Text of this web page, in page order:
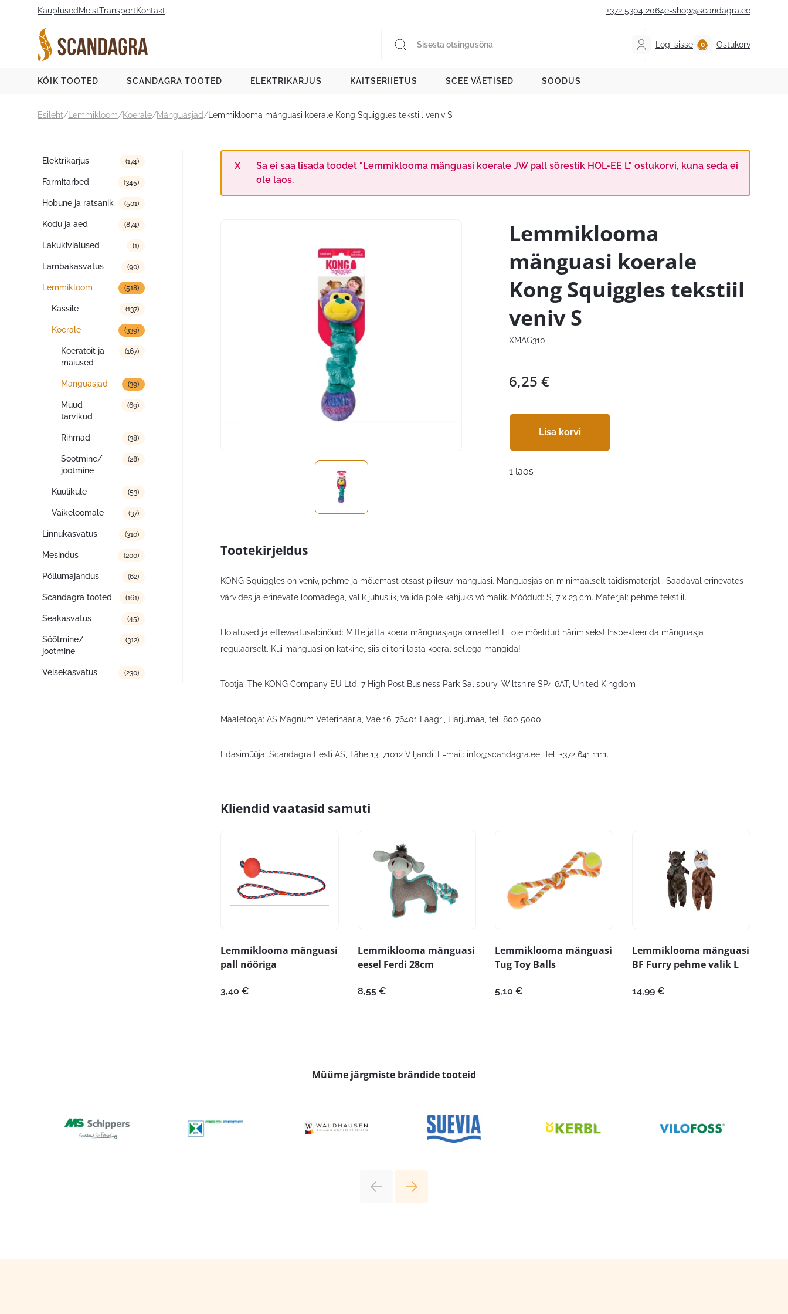
Kauplused MeistTransportKontakt +372 5304 2064e-shop@scandagra.ee
Logi sisse Ostukorv
KÕIK TOOTED SCANDAGRA TOOTED ELEKTRIKARJUS KAITSERIIETUS SCEE VÄETISED SOODUS
Esileht/ Lemmikloom/Koerale/Mänguasjad/ Lemmiklooma mänguasi koerale Kong Squiggles tekstiil veniv S
Tootekategooriad
Elektrikarjus (174)
Farmitarbed (345)
Hobune ja ratsanik (501)
Kodu ja aed (874)
Lakukivialused (1)
Lambakasvatus (90)
Lemmikloom (518)
Kassile (137)
Koerale (339)
Koeratoit ja
maiused
(167)
Mänguasjad (39)
Muud
tarvikud
(69)
Rihmad (38)
Söötmine/
jootmine
(28)
Küülikule (53)
Väikeloomale (37)
Linnukasvatus (310)
Mesindus (200)
Põllumajandus (62)
Scandagra tooted (161)
Seakasvatus (45)
Söötmine/
jootmine
(312)
Veisekasvatus (230)
Sa ei saa lisada toodet "Lemmiklooma mänguasi koerale JW pall sõrestik HOL-EE L" ostukorvi, kuna seda ei
ole laos.
Lemmiklooma
mänguasi koerale
Kong Squiggles tekstiil
veniv S
XMAG310
6,25 €
Lisa korvi
1 laos
Tootekirjeldus
KONG Squiggles on veniv, pehme ja mõlemast otsast piiksuv mänguasi. Mänguasjas on minimaalselt täidismaterjali. Saadaval erinevates
värvides ja erinevate loomadega, valik juhuslik, valida pole kahjuks võimalik. Mõõdud: S, 7 x 23 cm. Materjal: pehme tekstiil.
Hoiatused ja ettevaatusabinõud: Mitte jätta koera mänguasjaga omaette! Ei ole mõeldud närimiseks! Inspekteerida mänguasja
regulaarselt. Kui mänguasi on katkine, siis ei tohi lasta koeral sellega mängida!
Tootja: The KONG Company EU Ltd. 7 High Post Business Park Salisbury, Wiltshire SP4 6AT, United Kingdom
Maaletooja: AS Magnum Veterinaaria, Vae 16, 76401 Laagri, Harjumaa, tel. 800 5000.
Edasimüüja: Scandagra Eesti AS, Tähe 13, 71012 Viljandi. E-mail: info@scandagra.ee , Tel. +372 641 1111.
Kliendid vaatasid samuti
Lemmiklooma mänguasi
pall nööriga
3,40 €
Lemmiklooma mänguasi
eesel Ferdi 28cm
8,55 €
Lemmiklooma mänguasi
Tug Toy Balls
5,10 €
Lemmiklooma mänguasi
BF Furry pehme valik L
14,99 €
Müüme järgmiste brändide tooteid